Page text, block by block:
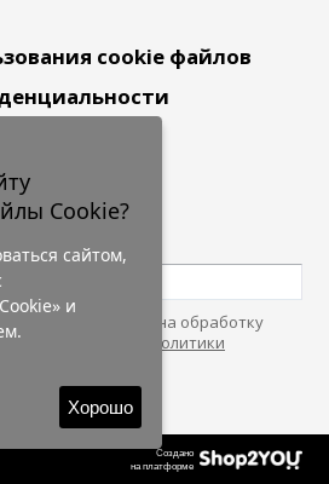
cookie файлов
я даю согласие на обработку
С условиями
"Политики
Создано
на платформе
Cookie?
сайтом,
и
Хорошо